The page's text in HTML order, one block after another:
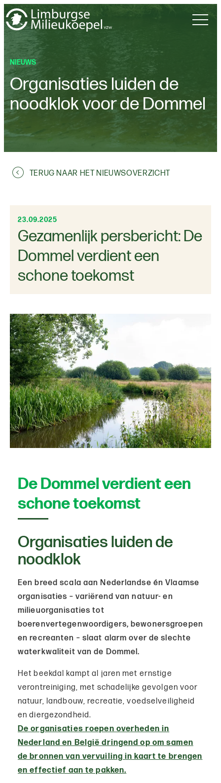
NIEUWS
Organisaties luiden de
noodklok voor de Dommel
TERUG NAAR HET NIEUWSOVERZICHT
23.09.2025
Gezamenlijk persbericht: De
Dommel verdient een
schone toekomst
De Dommel verdient een
schone toekomst
Organisaties luiden de
noodklok
Een breed scala aan Nederlandse én Vlaamse
organisaties – variërend van natuur- en
milieuorganisaties tot
boerenvertegenwoordigers, bewonersgroepen
en recreanten – slaat alarm over de slechte
waterkwaliteit van de Dommel.
Het beekdal kampt al jaren met ernstige
verontreiniging, met schadelijke gevolgen voor
natuur, landbouw, recreatie, voedselveiligheid
en diergezondheid.
De organisaties roepen overheden in
Nederland en België dringend op om samen
de bronnen van vervuiling in kaart te brengen
en effectief aan te pakken.